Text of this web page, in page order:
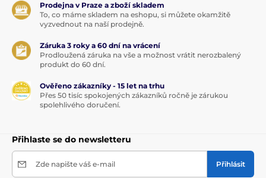
Prodejna v Praze a zboží skladem
To, co máme skladem na eshopu, si můžete okamžitě
vyzvednout na naší prodejně.
Záruka 3 roky a 60 dní na vrácení
Prodloužená záruka na vše a možnost vrátit nerozbalený
produkt do 60 dní.
Ověřeno zákazníky - 15 let na trhu
Přes 50 tisíc spokojených zákazníků ročně je zárukou
spolehlivého doručení.
Přihlaste se do newsletteru
Zde napište váš e-mail Přihlásit